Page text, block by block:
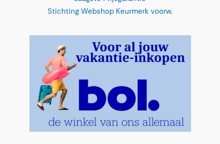
Sunchill huren
Hoeveel dagen Sunchill huren?*
Wanneer wil je de Sunchill huren?*
Stichting Webshop Keurmerk voorw.